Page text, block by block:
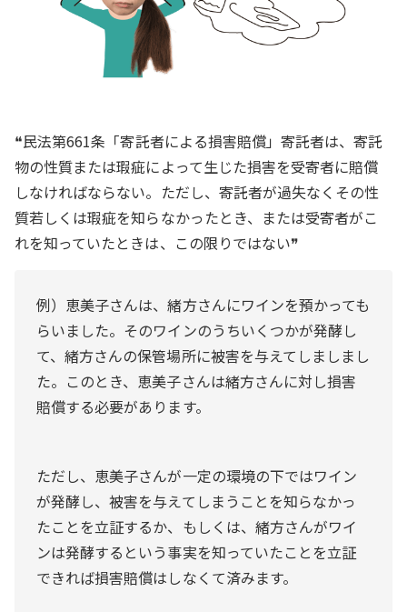
❝民法第661条「寄託者による損害賠償」寄託者は、寄託
物の性質または瑕疵によって生じた損害を受寄者に賠償
しなければならない。ただし、寄託者が過失なくその性
質若しくは瑕疵を知らなかったとき、または受寄者がこ
れを知っていたときは、この限りではない❞
例）恵美子さんは、緒方さんにワインを預かっても
らいました。そのワインのうちいくつかが発酵し
て、緒方さんの保管場所に被害を与えてしましまし
た。このとき、恵美子さんは緒方さんに対し損害
賠償する必要があります。
ただし、恵美子さんが一定の環境の下ではワイン
が発酵し、被害を与えてしまうことを知らなかっ
たことを立証するか、もしくは、緒方さんがワイ
ンは発酵するという事実を知っていたことを立証
できれば損害賠償はしなくて済みます。